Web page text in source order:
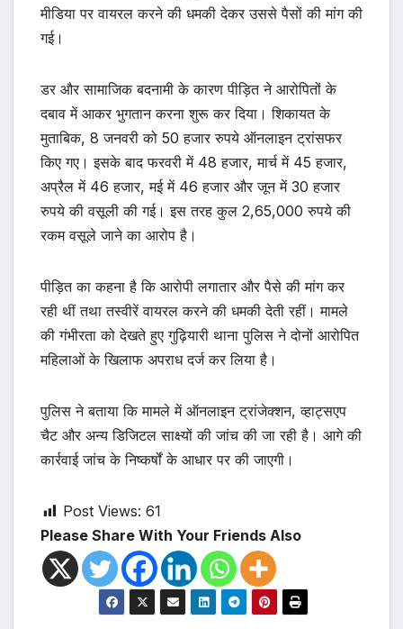
मीडिया पर वायरल करने की धमकी देकर उससे पैसों की मांग की
गई।
डर और सामाजिक बदनामी के कारण पीड़ित ने आरोपितों के
दबाव में आकर भुगतान करना शुरू कर दिया। शिकायत के
मुताबिक, 8 जनवरी को 50 हजार रुपये ऑनलाइन ट्रांसफर
किए गए। इसके बाद फरवरी में 48 हजार, मार्च में 45 हजार,
अप्रैल में 46 हजार, मई में 46 हजार और जून में 30 हजार
रुपये की वसूली की गई। इस तरह कुल 2,65,000 रुपये की
रकम वसूले जाने का आरोप है।
पीड़ित का कहना है कि आरोपी लगातार और पैसे की मांग कर
रही थीं तथा तस्वीरें वायरल करने की धमकी देती रहीं। मामले
की गंभीरता को देखते हुए गुढ़ियारी थाना पुलिस ने दोनों आरोपित
महिलाओं के खिलाफ अपराध दर्ज कर लिया है।
पुलिस ने बताया कि मामले में ऑनलाइन ट्रांजेक्शन, व्हाट्सएप
चैट और अन्य डिजिटल साक्ष्यों की जांच की जा रही है। आगे की
कार्रवाई जांच के निष्कर्षों के आधार पर की जाएगी।
Post Views: 61
Please Share With Your Friends Also